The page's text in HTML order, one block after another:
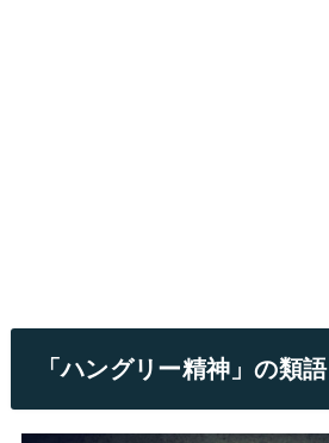
「ハングリー精神」の類語